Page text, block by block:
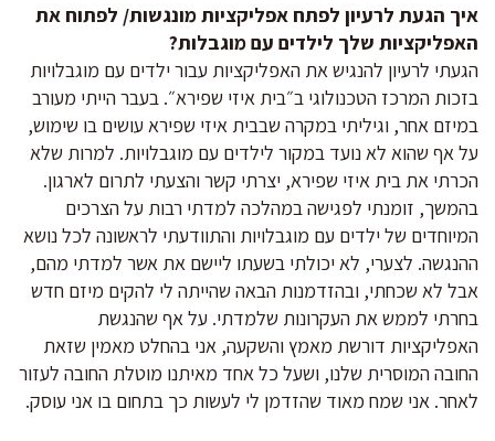
איך הגעת לרעיון לפתח אפליקציות מונגשות/ לפתוח את
האפליקציות שלך לילדים עם מוגבלות?
הגעתי לרעיון להנגיש את האפליקציות עבור ילדים עם מוגבלויות
בזכות המרכז הטכנולוגי ב״בית איזי שפירא״. בעבר הייתי מעורב
במיזם אחר, וגיליתי במקרה שבבית איזי שפירא עושים בו שימוש,
על אף שהוא לא נועד במקור לילדים עם מוגבלויות. למרות שלא
הכרתי את בית איזי שפירא, יצרתי קשר והצעתי לתרום לארגון.
בהמשך, זומנתי לפגישה במהלכה למדתי רבות על הצרכים
המיוחדים של ילדים עם מוגבלויות והתוודעתי לראשונה לכל נושא
ההנגשה. לצערי, לא יכולתי בשעתו ליישם את אשר למדתי מהם,
אבל לא שכחתי, ובהזדמנות הבאה שהייתה לי להקים מיזם חדש
בחרתי לממש את העקרונות שלמדתי. על אף שהנגשת
האפליקציות דורשת מאמץ והשקעה, אני בהחלט מאמין שזאת
החובה המוסרית שלנו, ושעל כל אחד מאיתנו מוטלת החובה לעזור
לאחר. אני שמח מאוד שהזדמן לי לעשות כך בתחום בו אני עוסק.